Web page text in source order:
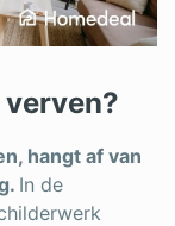
hangt af van
In de